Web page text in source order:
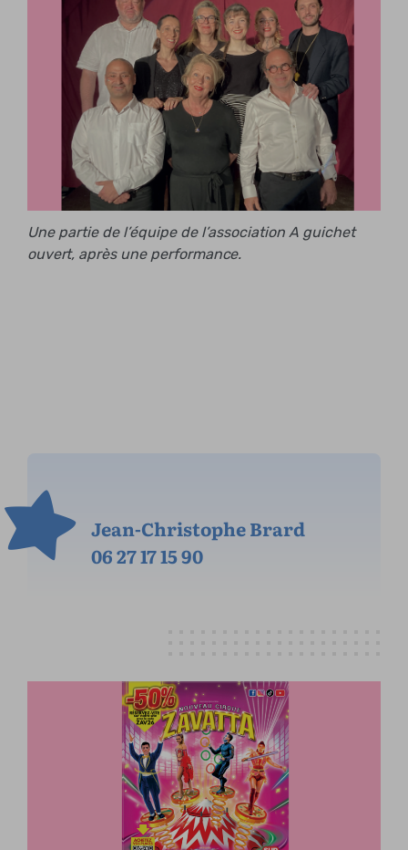
Une partie de l’équipe de l’association A guichet
ouvert, après une performance.
Jean-Christophe Brard
06 27 17 15 90